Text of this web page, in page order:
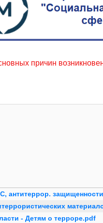
причин возникновения
антитеррор. защищенности
- Детям о терроре.pdf